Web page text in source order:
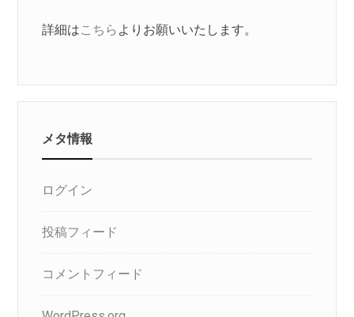
詳細はこちら よりお願いいたします。
メタ情報
ログイン
投稿フィード
コメントフィード